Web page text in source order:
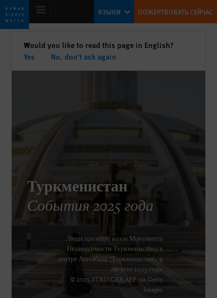
Skip
to
cookie
privacy
Skip
to
main
content
ВСЕМИРНЫЙ ДОКЛАД 2026
ЯЗЫКИ ПОЖЕРТВОВАТЬ СЕЙЧАС
Would you like to read this page in English?
Yes
No, don't ask again
✕закрыть
Туркменистан
События 2025 года
Люди проходят возле Монумента
Независимости Туркменистана в
центре Ашхабада (Туркменистан), 9
августа 2025 года.
© 2025 STRINGER/AFP via Getty
Images